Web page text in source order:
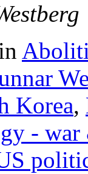
Korea,
- war